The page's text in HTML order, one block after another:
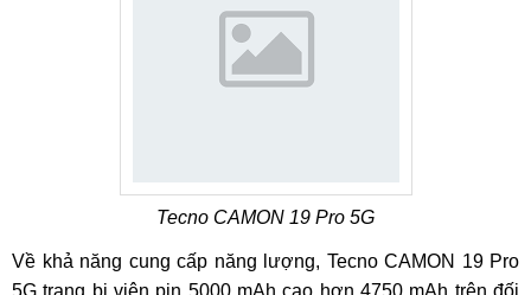
Tecno CAMON 19 Pro 5G
Về khả năng cung cấp năng lượng, Tecno CAMON 19 Pro
5G trang bị viên pin 5000 mAh cao hơn 4750 mAh trên đối